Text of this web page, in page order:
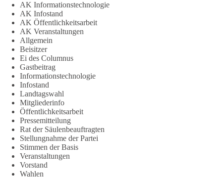
AK Informationstechnologie
AK Infostand
AK Öffentlichkeitsarbeit
AK Veranstaltungen
Allgemein
Beisitzer
Ei des Columnus
Gastbeitrag
Informationstechnologie
Infostand
Landtagswahl
Mitgliederinfo
Öffentlichkeitsarbeit
Pressemitteilung
Rat der Säulenbeauftragten
Stellungnahme der Partei
Stimmen der Basis
Veranstaltungen
Vorstand
Wahlen